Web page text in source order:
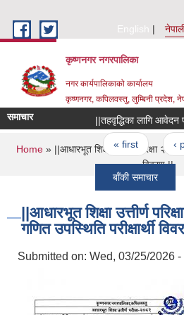
English
कृष्णनगर नगरपालिका
नगर कार्यपालिकाको कार्यालय
कृष्णनगर, कपिलवस्तु, लुम्बिनी प्रदेश,
समाचार ||तहवृद्धिका लागि आवेदन
Pages
« first ‹
बाँकी समाचार
You are here
Home» ||आधारभूत शिक्षा उत्तीर्ण परिक्षा २०८२
विवरण ||
||आधारभूत शिक्षा उत्तीर्ण
गणित उपस्थिति परीक्षार्थी
Submitted on: Wed, 03/25/2026 -